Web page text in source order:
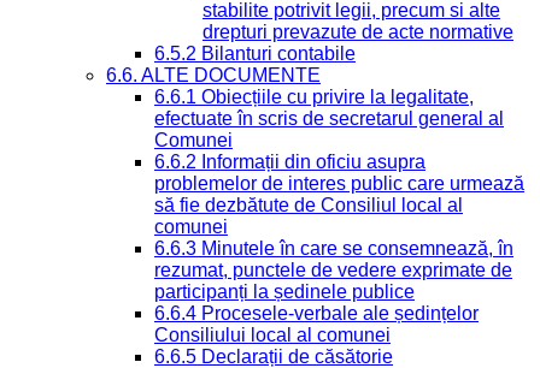
stabilite potrivit legii, precum si alte
drepturi prevazute de acte normative
6.5.2 Bilanturi contabile
6.6. ALTE DOCUMENTE
6.6.1 Obiecțiile cu privire la legalitate,
efectuate în scris de secretarul general al
Comunei
6.6.2 Informații din oficiu asupra
problemelor de interes public care urmează
să fie dezbătute de Consiliul local al
comunei
6.6.3 Minutele în care se consemnează, în
rezumat, punctele de vedere exprimate de
participanți la ședinele publice
6.6.4 Procesele-verbale ale ședințelor
Consiliului local al comunei
6.6.5 Declarații de căsătorie